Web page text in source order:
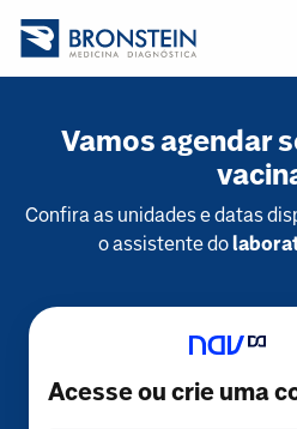
Vamos agendar
Confira as unidades e datas
o assistente do
Acesse ou crie uma